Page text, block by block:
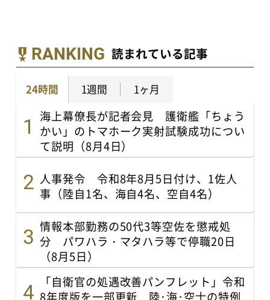
RANKING 読まれている記事
24時間 1週間 1ヶ月
海上幕僚長が記者会見 護衛艦「ちょう
かい」のトマホーク実射試験成功につい
て説明（8月4日）
人事発令 令和8年8月5日付け、1佐人
事（陸自1名、海自4名、空自4名）
情報本部勤務の50代3等空佐を懲戒処
分 パワハラ・マタハラ等で停職20日
（8月5日）
「自衛官の処遇改善パンフレット」令和
8年度版を一部更新 陸･海･空士の特例